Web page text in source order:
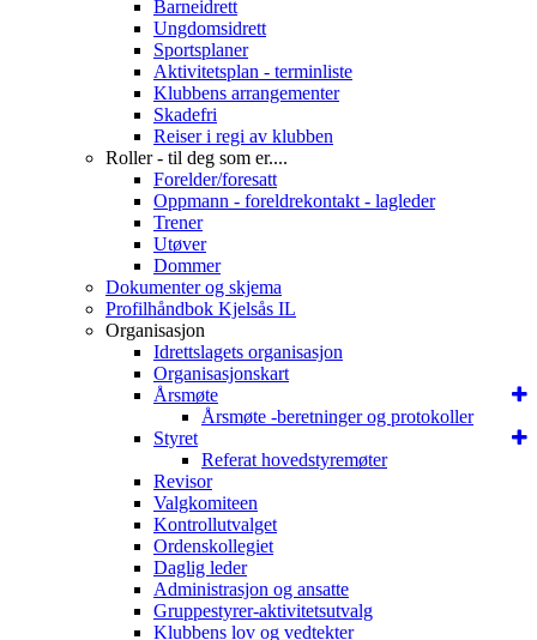
Barneidrett
Ungdomsidrett
Sportsplaner
Aktivitetsplan - terminliste
Klubbens arrangementer
Skadefri
Reiser i regi av klubben
Roller - til deg som er....
Forelder/foresatt
Oppmann - foreldrekontakt - lagleder
Trener
Utøver
Dommer
Dokumenter og skjema
Profilhåndbok Kjelsås IL
Organisasjon
Idrettslagets organisasjon
Organisasjonskart
Årsmøte
Årsmøte -beretninger og protokoller
Styret
Referat hovedstyremøter
Revisor
Valgkomiteen
Kontrollutvalget
Ordenskollegiet
Daglig leder
Administrasjon og ansatte
Gruppestyrer-aktivitetsutvalg
Klubbens lov og vedtekter